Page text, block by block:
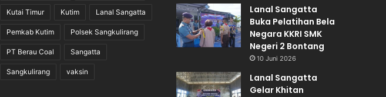
Kutai Timur Kutim Lanal Sangatta
Pemkab Kutim Polsek Sangkulirang
PT Berau Coal Sangatta
Sangkulirang vaksin
Lanal Sangatta
Buka Pelatihan Bela
Negara KKRI SMK
Negeri 2 Bontang
10 Juni 2026
Lanal Sangatta
Gelar Khitan